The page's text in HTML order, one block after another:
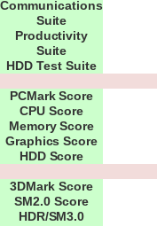
Communications
Suite
Productivity
Suite
HDD Test Suite
PCMark Score
CPU Score
Memory Score
Graphics Score
HDD Score
3DMark Score
SM2.0 Score
HDR/SM3.0